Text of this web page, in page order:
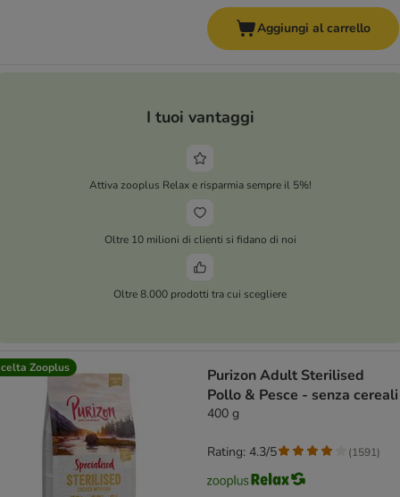
Aggiungi al carrello
I tuoi vantaggi
Attiva zooplus Relax e risparmia sempre il 5%!
Oltre 10 milioni di clienti si fidano di noi
Oltre 8.000 prodotti tra cui scegliere
Zooplus
Purizon Adult Sterilised
Pollo & Pesce - senza cereali
400 g
Rating: 4.3/5 (1591)